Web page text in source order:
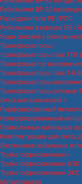
Рубильники ВР-32
Разъединители РЕ / РПС
Рубильники в корпусе ЯБ /
Ящик силовой с
Трансформаторы
трансформаторы тока ТТИ
Трансформатор
Трансформаторы тока Т-
Трансформаторы
Трансформаторы силовые
Лоток металлический
Перфорированный
Неперфорированный
Проволочные кабельные
Комплектующие для лотка
Лестничные кабельные
Трубы гофрированные
Трубы гофрированные ИЭК
Трубы гофрированные DKC
Металлорукав